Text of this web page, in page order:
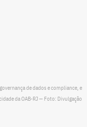
de dados e compliance, e
da OAB-RJ — Foto: Divulgação